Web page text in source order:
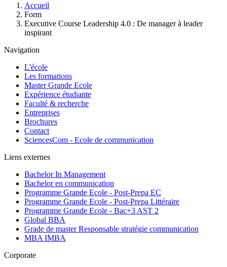
d'Ariane
Accueil
Form
Executive Course Leadership 4.0 : De manager à leader
inspirant
Navigation
L'école
Les formations
Master Grande Ecole
Expérience étudiante
Faculté & recherche
Entreprises
Brochures
Contact
SciencesCom - Ecole de communication
Liens externes
Bachelor In Management
Bachelor en communication
Programme Grande Ecole - Post-Prepa EC
Programme Grande Ecole - Post-Prepa Littéraire
Programme Grande Ecole - Bac+3 AST 2
Global BBA
Grade de master Responsable stratégie communication
MBA IMBA
Corporate